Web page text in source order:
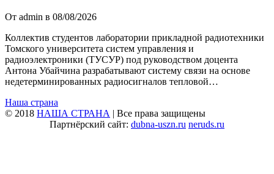
От admin в 08/08/2026
Коллектив студентов лаборатории прикладной радиотехники
Томского университета систем управления и
радиоэлектроники (ТУСУР) под руководством доцента
Антона Убайчина разрабатывают систему связи на основе
недетерминированных радиосигналов тепловой…
Наша страна
© 2018 НАША СТРАНА | Все права защищены
Партнёрский сайт: dubna-uszn.ru neruds.ru